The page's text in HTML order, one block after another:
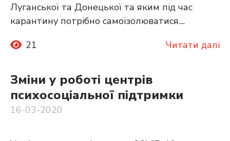
Луганської та Донецької та яким під час
карантину потрібно самоізолюватися....
21
Читати далі
Зміни у роботі центрів
психосоціальної підтримки
16-03-2020